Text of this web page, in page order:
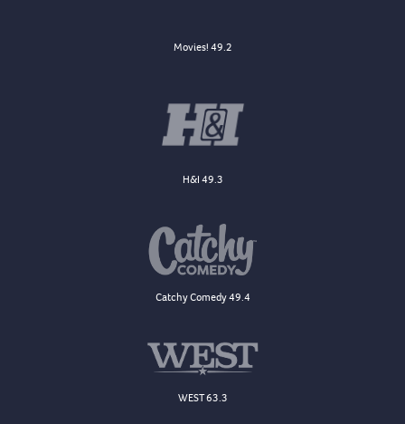
Movies! 49.2
H&I 49.3
Catchy Comedy 49.4
WEST 63.3